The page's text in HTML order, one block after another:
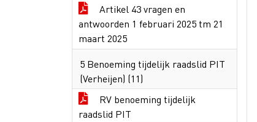
Artikel 43 vragen en
antwoorden 1 februari 2025 tm 21
maart 2025
5 Benoeming tijdelijk raadslid PIT
(Verheijen) (11)
RV benoeming tijdelijk
raadslid PIT